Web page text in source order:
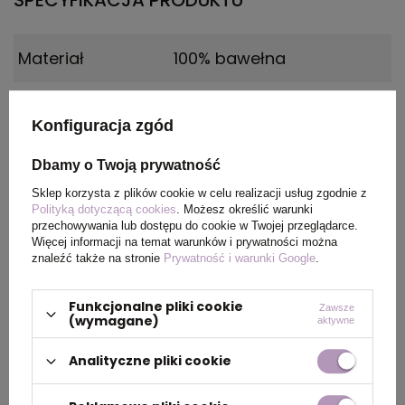
Materiał 100% bawełna
Płeć MALE
Wymiary
produktu
Rozmiar: 3XL
Morski niebieski
PAKOWANIE
Konfiguracja zgód
Dbamy o Twoją prywatność
Sklep korzysta z plików cookie w celu realizacji usług zgodnie z
Polityką dotyczącą cookies. Możesz określić warunki
przechowywania lub dostępu do cookie w Twojej przeglądarce.
Więcej informacji na temat warunków i prywatności można
znaleźć także na stronie Prywatność i warunki Google.
Funkcjonalne pliki cookie
(wymagane)
Zawsze
aktywne
Analityczne pliki cookie